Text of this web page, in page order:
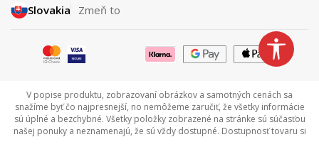
Slovakia Zmeň to
V popise produktu, zobrazovaní obrázkov a samotných cenách sa
snažíme byť čo najpresnejší, no nemôžeme zaručiť, že všetky informácie
sú úplné a bezchybné. Všetky položky zobrazené na stránke sú súčasťou
našej ponuky a neznamenajú, že sú vždy dostupné. Dostupnosť tovaru si